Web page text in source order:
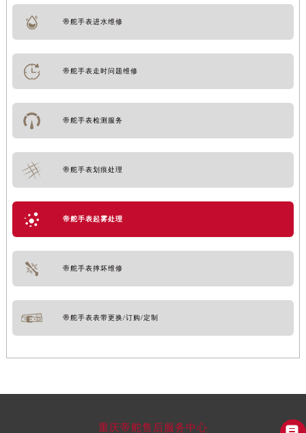
帝舵手表进水维修
帝舵手表走时问题维修
帝舵手表检测服务
帝舵手表划痕处理
帝舵手表起雾处理
帝舵手表摔坏维修
帝舵手表表带更换/订购/定制
重庆帝舵售后服务中心